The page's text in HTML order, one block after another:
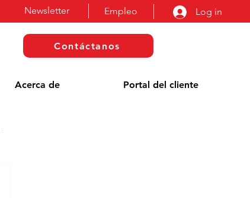
Empleo Log in
Newsletter
Contáctanos
Acerca de Portal del cliente